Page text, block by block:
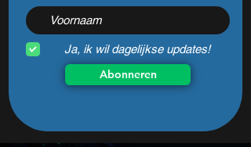
Ja, ik wil dagelijkse updates!
Abonneren